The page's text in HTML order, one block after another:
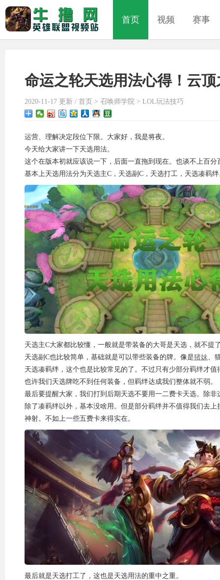
首页 视频 赛事
命运之轮天选用法心得！云
2020-11-17 更新 / 首页 > 召唤师学院 > LOL玩法技巧
运营、理解决定段位下限。大家好，我是将夜。
今天给大家讲一下天选用法。
这个在版本初就应该说一下，后面一直拖到现在。也谈不上百
基本上天选用法分为天选主C，天选副C，天选打工，天选凑羁
天选主C大家都比较懂，一般就是带装备的大哥是天选，就不提
天选副C也比较简单，基础就是可以带些装备的牌。像是猪妹、
天选凑羁绊，这个也是比较常见的了。不过只有少部分羁绊才
也许我们天选牌吃不到任何装备，但羁绊达成我们整体就不弱。
最后要提醒大家，我们打到后期天选不要用一二费卡天选。除
除了凑羁绊以外，基本没啥用。但是部分羁绊并不值得我们去
神射。不如上一些五费卡来得实在。
最后就是天选打工了，这也是天选用法的重中之重。